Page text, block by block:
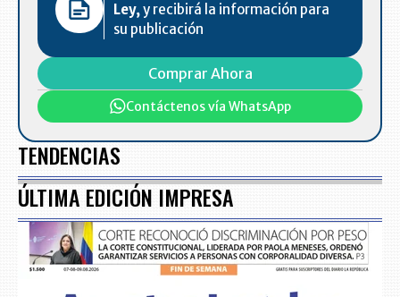
Ley, y recibirá la información para
su publicación
Comprar Ahora
Contáctenos vía WhatsApp
TENDENCIAS
ÚLTIMA EDICIÓN IMPRESA